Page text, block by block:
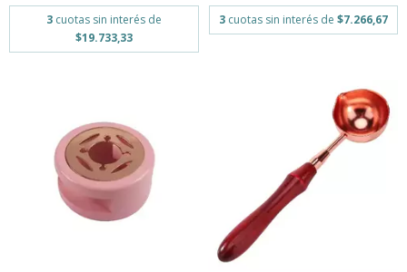
3 cuotas sin interés de
$19.733,33
3 cuotas sin interés de $7.266,67